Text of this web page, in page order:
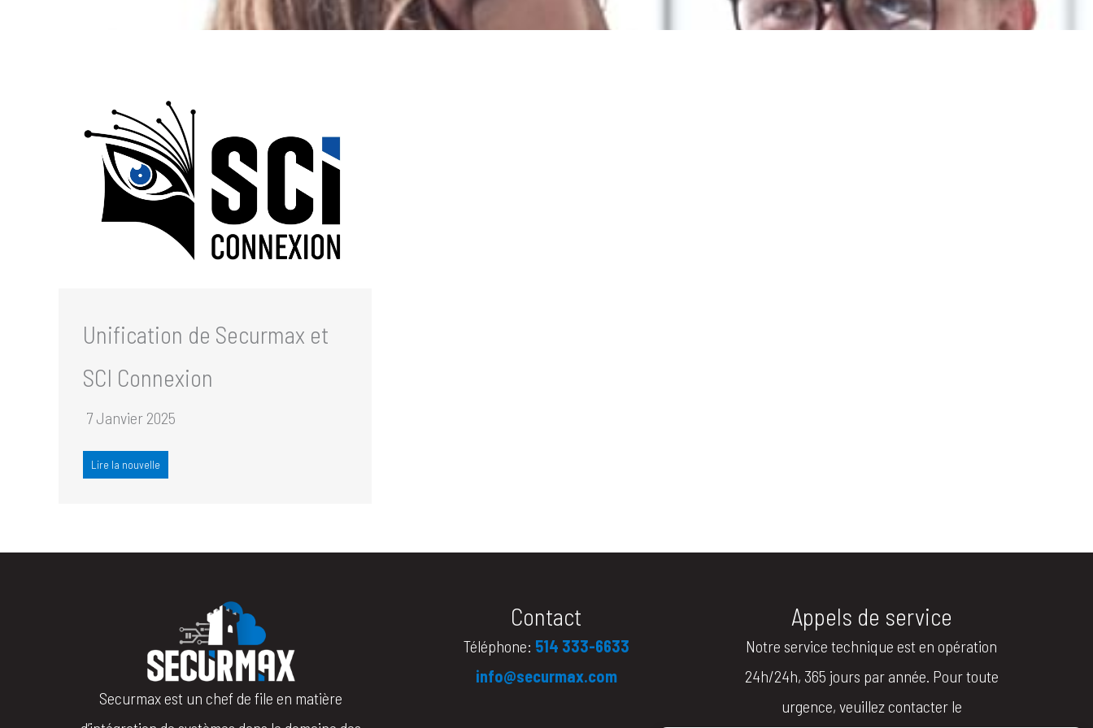
Unification de Securmax et
SCI Connexion
7 Janvier 2025
Lire la nouvelle
Securmax est un chef de file en matière
Contact
Téléphone: 514 333-6633
info@securmax.com
Appels de service
Notre service technique est en opération
24h/24h, 365 jours par année. Pour toute
urgence, veuillez contacter le